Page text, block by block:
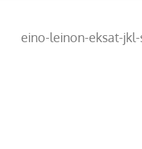
eino-leinon-eksat-jkl-